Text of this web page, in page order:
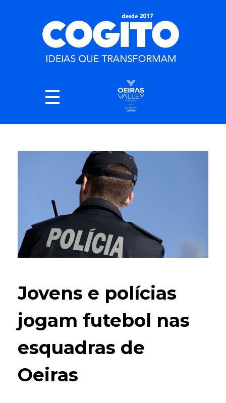
Jovens e polícias
jogam futebol nas
esquadras de
Oeiras